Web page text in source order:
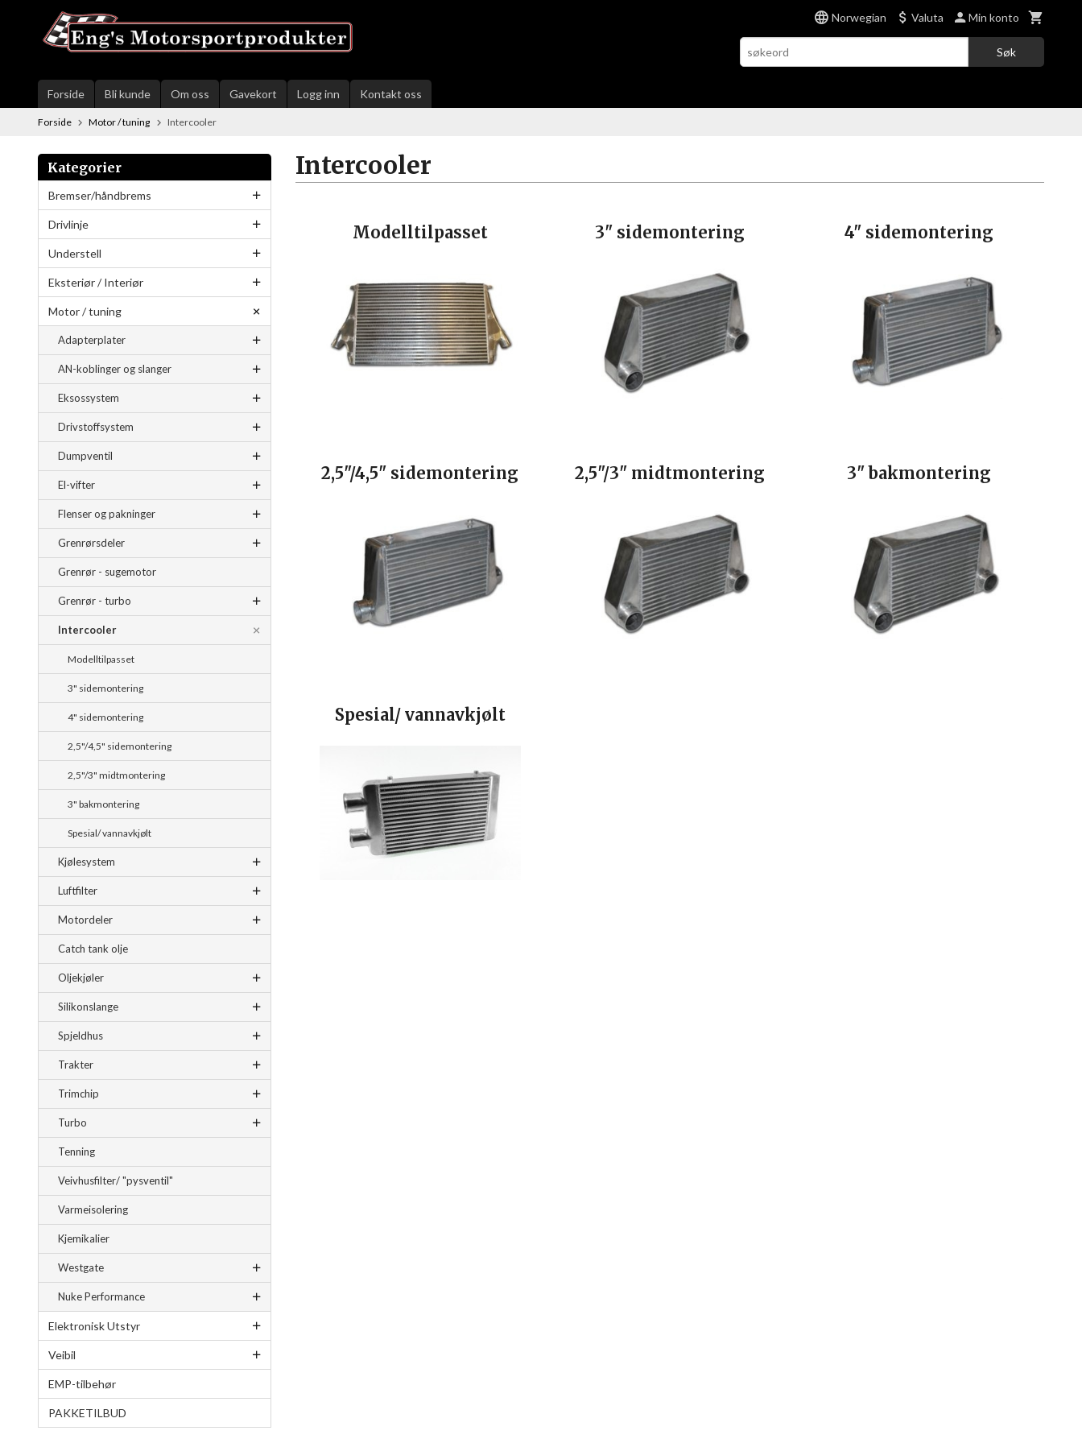
innholdet
Norwegian Valuta Min konto
Søk
Forside Bli kunde Om oss Gavekort Logg inn Kontakt oss
Forside Motor / tuning Intercooler
Kategorier
Bremser/håndbrems
Drivlinje
Understell
Eksteriør / Interiør
Motor / tuning
Adapterplater
AN-koblinger og slanger
Eksossystem
Drivstoffsystem
Dumpventil
El-vifter
Flenser og pakninger
Grenrørsdeler
Grenrør - sugemotor
Grenrør - turbo
Intercooler
Modelltilpasset
3" sidemontering
4" sidemontering
2,5"/4,5" sidemontering
2,5"/3" midtmontering
3" bakmontering
Spesial/ vannavkjølt
Kjølesystem
Luftfilter
Motordeler
Catch tank olje
Oljekjøler
Silikonslange
Spjeldhus
Trakter
Trimchip
Turbo
Tenning
Veivhusfilter/ "pysventil"
Varmeisolering
Kjemikalier
Westgate
Nuke Performance
Elektronisk Utstyr
Veibil
EMP-tilbehør
PAKKETILBUD
Intercooler
Modelltilpasset 3" sidemontering 4" sidemontering
2,5"/4,5" sidemontering 2,5"/3" midtmontering 3" bakmontering
Spesial/ vannavkjølt